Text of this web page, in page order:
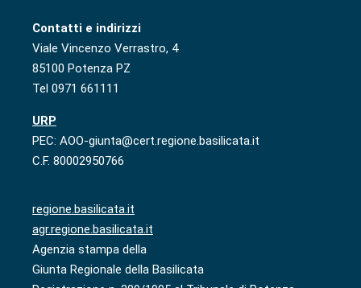
Contatti e indirizzi
Viale Vincenzo Verrastro, 4
85100 Potenza PZ
Tel 0971 661111
URP
PEC: AOO-giunta@cert.regione.basilicata.it
C.F. 80002950766
regione.basilicata.it
agr.regione.basilicata.it
Agenzia stampa della
Giunta Regionale della Basilicata